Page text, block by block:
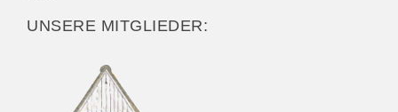
UNSERE MITGLIEDER: